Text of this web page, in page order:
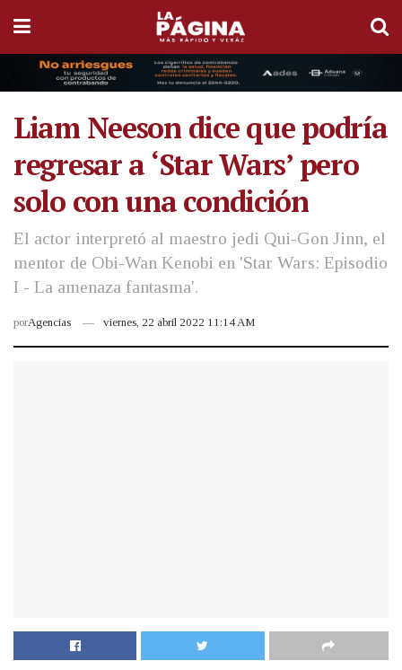
Liam Neeson dice que podría
regresar a ‘Star Wars’ pero
solo con una condición
El actor interpretó al maestro jedi Qui-Gon Jinn, el
mentor de Obi-Wan Kenobi en 'Star Wars: Episodio
I - La amenaza fantasma'.
porAgencias viernes, 22 abril 2022 11:14 AM